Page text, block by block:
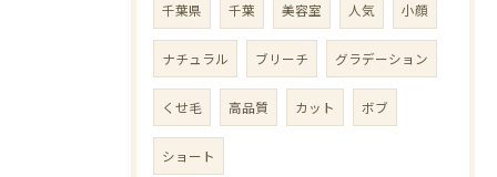
千葉県 千葉 美容室 人気 小顔
ナチュラル ブリーチ グラデーション
くせ毛 高品質 カット ボブ
ショート